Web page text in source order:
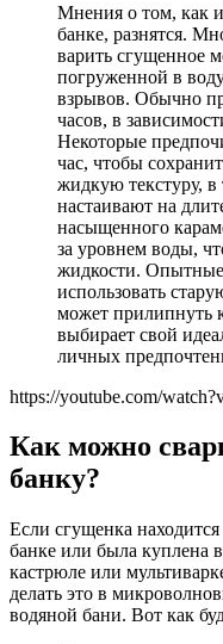
Мнения о том, как и
банке, разнятся.
варить сгущенное
погруженной в
взрывов. Обычно
часов, в
Некоторые
час, чтобы
жидкую текстуру, в
настаивают на
насыщенного
за уровнем воды,
жидкости. Опытные
использовать
может прилипнуть
выбирает свой
личных
https://youtube.com/
Как можно
банку?
Если сгущенка
банке или была куплена в
кастрюле или
делать это в
водяной бани. Вот как